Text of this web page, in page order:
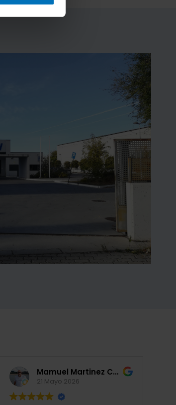
Mamuel Martinez Chao
21 Mayo 2026